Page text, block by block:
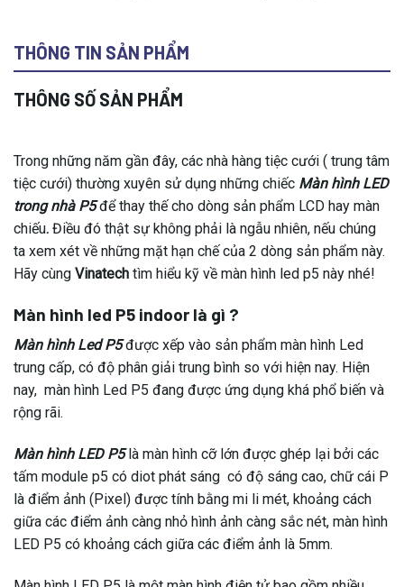
THÔNG TIN SẢN PHẨM
THÔNG SỐ SẢN PHẨM
Trong những năm gần đây, các nhà hàng tiệc cưới ( trung tâm
tiệc cưới) thường xuyên sử dụng những chiếc Màn hình LED
trong nhà P5 để thay thế cho dòng sản phẩm LCD hay màn
chiếu. Điều đó thật sự không phải là ngẫu nhiên, nếu chúng
ta xem xét về những mặt hạn chế của 2 dòng sản phẩm này.
Hãy cùng Vinatech tìm hiểu kỹ về màn hình led p5 này nhé!
Màn hình led P5 indoor là gì ?
Màn hình Led P5được xếp vào sản phẩm màn hình Led
trung cấp, có độ phân giải trung bình so với hiện nay. Hiện
nay, màn hình Led P5 đang được ứng dụng khá phổ biến và
rộng rãi.
Màn hình LED P5là màn hình cỡ lớn được ghép lại bởi các
tấm module p5 có diot phát sáng có độ sáng cao, chữ cái P
là điểm ảnh (Pixel) được tính bằng mi li mét, khoảng cách
giữa các điểm ảnh càng nhỏ hình ảnh càng sắc nét, màn hình
LED P5 có khoảng cách giữa các điểm ảnh là 5mm.